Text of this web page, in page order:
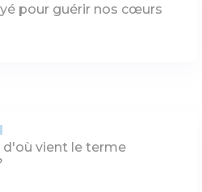
pour guérir nos cœurs
d'où vient le terme